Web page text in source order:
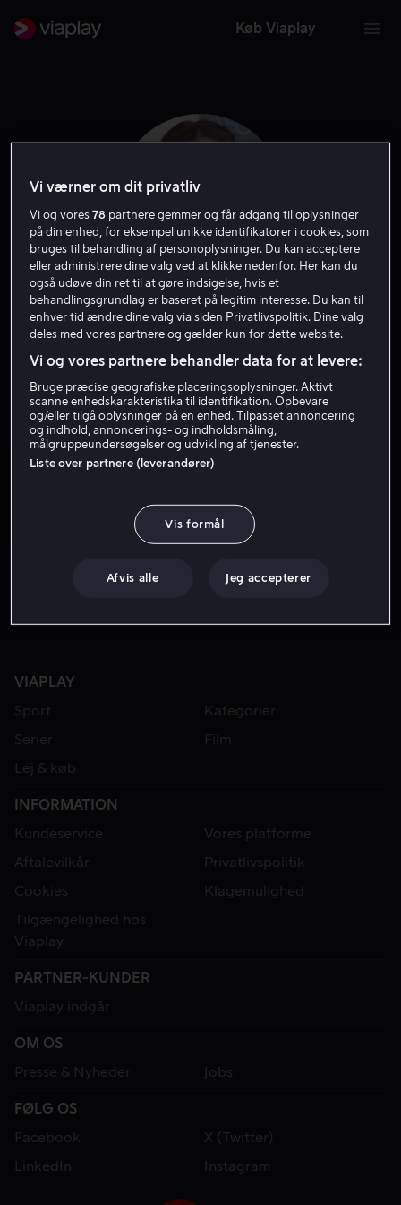
Køb Viaplay
Kat Sterling
Skuespiller
VIAPLAY
Sport
Kategorier
Serier
Film
Lej & køb
INFORMATION
Kundeservice
Vores platforme
Aftalevilkår
Privatlivspolitik
Cookies
Klagemulighed
Tilgængelighed hos
Viaplay
PARTNER-KUNDER
Viaplay indgår
OM OS
Presse & Nyheder
Jobs
FØLG OS
Facebook
X (Twitter)
LinkedIn
Instagram
Vi værner om dit privatliv
Vi og vores78 partnere gemmer og får adgang til oplysninger
på din enhed, for eksempel unikke identifikatorer i cookies, som
bruges til behandling af personoplysninger. Du kan acceptere
eller administrere dine valg ved at klikke nedenfor. Her kan du
også udøve din ret til at gøre indsigelse, hvis et
behandlingsgrundlag er baseret på legitim interesse. Du kan til
enhver tid ændre dine valg via siden Privatlivspolitik. Dine valg
deles med vores partnere og gælder kun for dette website.
Vi og vores partnere behandler data for at levere:
Bruge præcise geografiske placeringsoplysninger. Aktivt
scanne enhedskarakteristika til identifikation. Opbevare
og/eller tilgå oplysninger på en enhed. Tilpasset annoncering
og indhold, annoncerings- og indholdsmåling,
målgruppeundersøgelser og udvikling af tjenester.
Liste over partnere (leverandører)
Vis formål
Afvis alle Jeg accepterer